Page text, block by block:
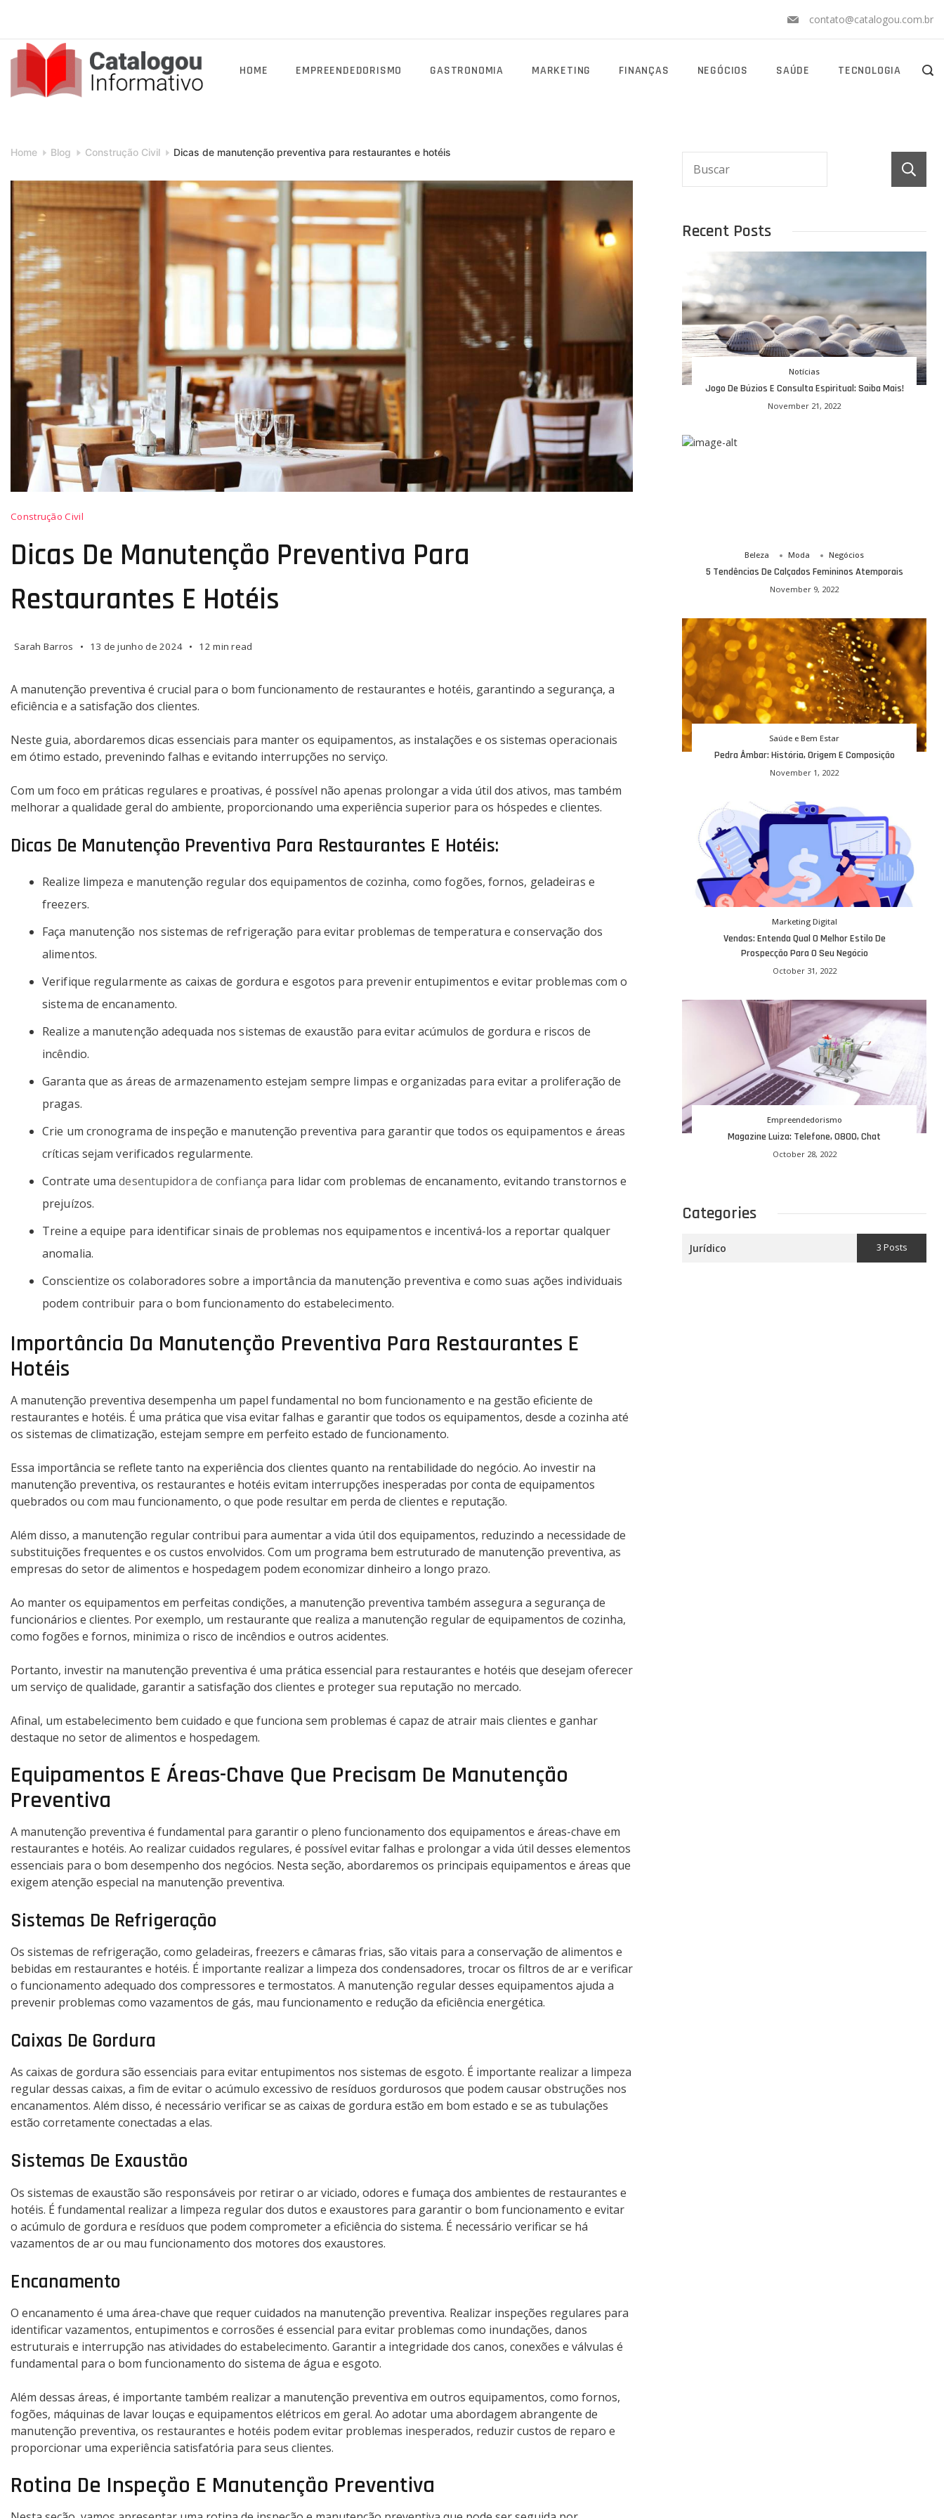
content
contato@catalogou.com.br
HOME EMPREENDEDORISMO GASTRONOMIA MARKETING FINANÇAS NEGÓCIOS SAÚDE TECNOLOGIA
Home Blog Construção Civil Dicas de manutenção preventiva para restaurantes e hotéis
de
preventiva
restaurantes
e
Construção Civil
Dicas De Manutenção Preventiva Para
Restaurantes E Hotéis
Sarah Barros 13 de junho de 2024 12 min read
A manutenção preventiva é crucial para o bom funcionamento de restaurantes e hotéis, garantindo a segurança, a
eficiência e a satisfação dos clientes.
Neste guia, abordaremos dicas essenciais para manter os equipamentos, as instalações e os sistemas operacionais
em ótimo estado, prevenindo falhas e evitando interrupções no serviço.
Com um foco em práticas regulares e proativas, é possível não apenas prolongar a vida útil dos ativos, mas também
melhorar a qualidade geral do ambiente, proporcionando uma experiência superior para os hóspedes e clientes.
Dicas De Manutenção Preventiva Para Restaurantes E Hotéis:
Realize limpeza e manutenção regular dos equipamentos de cozinha, como fogões, fornos, geladeiras e
freezers.
Faça manutenção nos sistemas de refrigeração para evitar problemas de temperatura e conservação dos
alimentos.
Verifique regularmente as caixas de gordura e esgotos para prevenir entupimentos e evitar problemas com o
sistema de encanamento.
Realize a manutenção adequada nos sistemas de exaustão para evitar acúmulos de gordura e riscos de
incêndio.
Garanta que as áreas de armazenamento estejam sempre limpas e organizadas para evitar a proliferação de
pragas.
Crie um cronograma de inspeção e manutenção preventiva para garantir que todos os equipamentos e áreas
críticas sejam verificados regularmente.
Contrate umadesentupidora de confiança para lidar com problemas de encanamento, evitando transtornos e
prejuízos.
Treine a equipe para identificar sinais de problemas nos equipamentos e incentivá-los a reportar qualquer
anomalia.
Conscientize os colaboradores sobre a importância da manutenção preventiva e como suas ações individuais
podem contribuir para o bom funcionamento do estabelecimento.
Importância Da Manutenção Preventiva Para Restaurantes E
Hotéis
A manutenção preventiva desempenha um papel fundamental no bom funcionamento e na gestão eficiente de
restaurantes e hotéis. É uma prática que visa evitar falhas e garantir que todos os equipamentos, desde a cozinha até
os sistemas de climatização, estejam sempre em perfeito estado de funcionamento.
Essa importância se reflete tanto na experiência dos clientes quanto na rentabilidade do negócio. Ao investir na
manutenção preventiva, os restaurantes e hotéis evitam interrupções inesperadas por conta de equipamentos
quebrados ou com mau funcionamento, o que pode resultar em perda de clientes e reputação.
Além disso, a manutenção regular contribui para aumentar a vida útil dos equipamentos, reduzindo a necessidade de
substituições frequentes e os custos envolvidos. Com um programa bem estruturado de manutenção preventiva, as
empresas do setor de alimentos e hospedagem podem economizar dinheiro a longo prazo.
Ao manter os equipamentos em perfeitas condições, a manutenção preventiva também assegura a segurança de
funcionários e clientes. Por exemplo, um restaurante que realiza a manutenção regular de equipamentos de cozinha,
como fogões e fornos, minimiza o risco de incêndios e outros acidentes.
Portanto, investir na manutenção preventiva é uma prática essencial para restaurantes e hotéis que desejam oferecer
um serviço de qualidade, garantir a satisfação dos clientes e proteger sua reputação no mercado.
Afinal, um estabelecimento bem cuidado e que funciona sem problemas é capaz de atrair mais clientes e ganhar
destaque no setor de alimentos e hospedagem.
Equipamentos E Áreas-Chave Que Precisam De Manutenção
Preventiva
A manutenção preventiva é fundamental para garantir o pleno funcionamento dos equipamentos e áreas-chave em
restaurantes e hotéis. Ao realizar cuidados regulares, é possível evitar falhas e prolongar a vida útil desses elementos
essenciais para o bom desempenho dos negócios. Nesta seção, abordaremos os principais equipamentos e áreas que
exigem atenção especial na manutenção preventiva.
Sistemas De Refrigeração
Os sistemas de refrigeração, como geladeiras, freezers e câmaras frias, são vitais para a conservação de alimentos e
bebidas em restaurantes e hotéis. É importante realizar a limpeza dos condensadores, trocar os filtros de ar e verificar
o funcionamento adequado dos compressores e termostatos. A manutenção regular desses equipamentos ajuda a
prevenir problemas como vazamentos de gás, mau funcionamento e redução da eficiência energética.
Caixas De Gordura
As caixas de gordura são essenciais para evitar entupimentos nos sistemas de esgoto. É importante realizar a limpeza
regular dessas caixas, a fim de evitar o acúmulo excessivo de resíduos gordurosos que podem causar obstruções nos
encanamentos. Além disso, é necessário verificar se as caixas de gordura estão em bom estado e se as tubulações
estão corretamente conectadas a elas.
Sistemas De Exaustão
Os sistemas de exaustão são responsáveis por retirar o ar viciado, odores e fumaça dos ambientes de restaurantes e
hotéis. É fundamental realizar a limpeza regular dos dutos e exaustores para garantir o bom funcionamento e evitar
o acúmulo de gordura e resíduos que podem comprometer a eficiência do sistema. É necessário verificar se há
vazamentos de ar ou mau funcionamento dos motores dos exaustores.
Encanamento
O encanamento é uma área-chave que requer cuidados na manutenção preventiva. Realizar inspeções regulares para
identificar vazamentos, entupimentos e corrosões é essencial para evitar problemas como inundações, danos
estruturais e interrupção nas atividades do estabelecimento. Garantir a integridade dos canos, conexões e válvulas é
fundamental para o bom funcionamento do sistema de água e esgoto.
Além dessas áreas, é importante também realizar a manutenção preventiva em outros equipamentos, como fornos,
fogões, máquinas de lavar louças e equipamentos elétricos em geral. Ao adotar uma abordagem abrangente de
manutenção preventiva, os restaurantes e hotéis podem evitar problemas inesperados, reduzir custos de reparo e
proporcionar uma experiência satisfatória para seus clientes.
Rotina De Inspeção E Manutenção Preventiva
Recent Posts
Notícias
Jogo De Búzios E Consulta Espiritual: Saiba Mais!
November 21, 2022
Beleza Moda Negócios
5 Tendências De Calçados Femininos Atemporais
November 9, 2022
Saúde e Bem Estar
Pedra Âmbar: História, Origem E Composição
November 1, 2022
Marketing Digital
Vendas: Entenda Qual O Melhor Estilo De
Prospecção Para O Seu Negócio
October 31, 2022
Empreendedorismo
Magazine Luiza: Telefone, 0800, Chat
October 28, 2022
Categories
Jurídico 3 Posts